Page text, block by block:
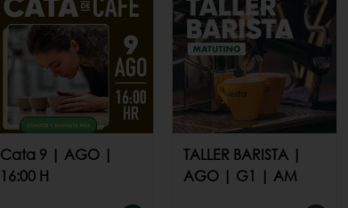
Cata 9 | AGO |
16:00 H
TALLER BARISTA |
AGO | G1 | AM